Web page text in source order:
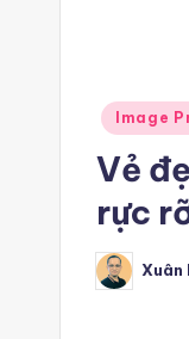
Posted
Image
Vẻ
rực
Posted
by
Xuân